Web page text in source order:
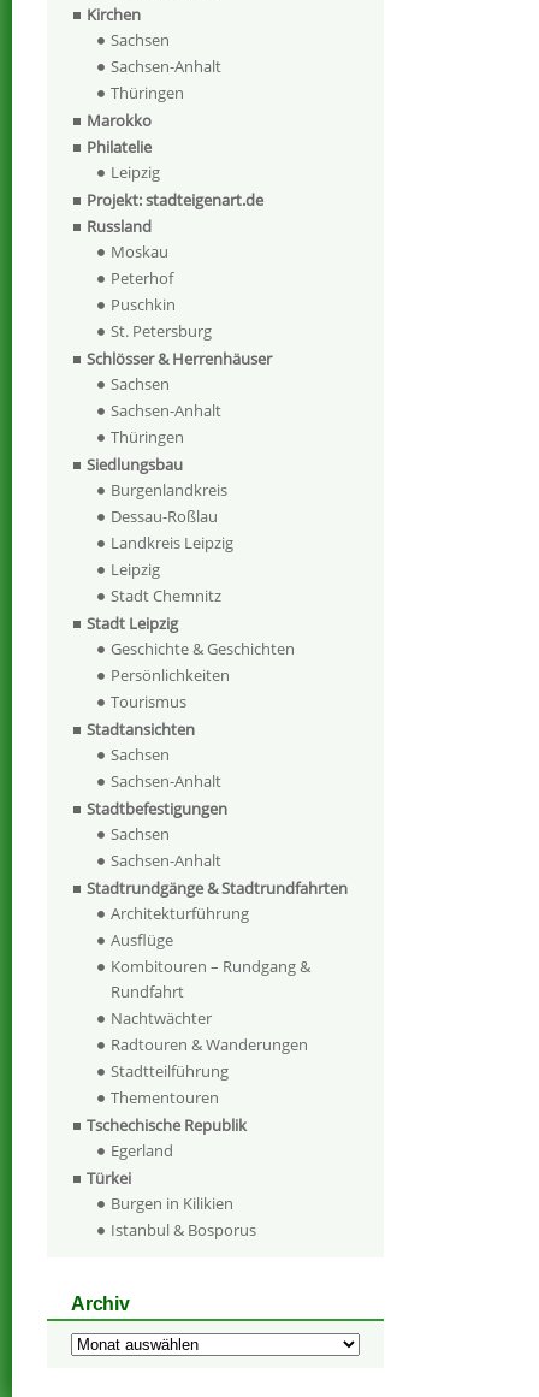
Kirchen
Sachsen
Sachsen-Anhalt
Thüringen
Marokko
Philatelie
Leipzig
Projekt: stadteigenart.de
Russland
Moskau
Peterhof
Puschkin
St. Petersburg
Schlösser & Herrenhäuser
Sachsen
Sachsen-Anhalt
Thüringen
Siedlungsbau
Burgenlandkreis
Dessau-Roßlau
Landkreis Leipzig
Leipzig
Stadt Chemnitz
Stadt Leipzig
Geschichte & Geschichten
Persönlichkeiten
Tourismus
Stadtansichten
Sachsen
Sachsen-Anhalt
Stadtbefestigungen
Sachsen
Sachsen-Anhalt
Stadtrundgänge & Stadtrundfahrten
Architekturführung
Ausflüge
Kombitouren – Rundgang &
Rundfahrt
Nachtwächter
Radtouren & Wanderungen
Stadtteilführung
Thementouren
Tschechische Republik
Egerland
Türkei
Burgen in Kilikien
Istanbul & Bosporus
Archiv
Archiv